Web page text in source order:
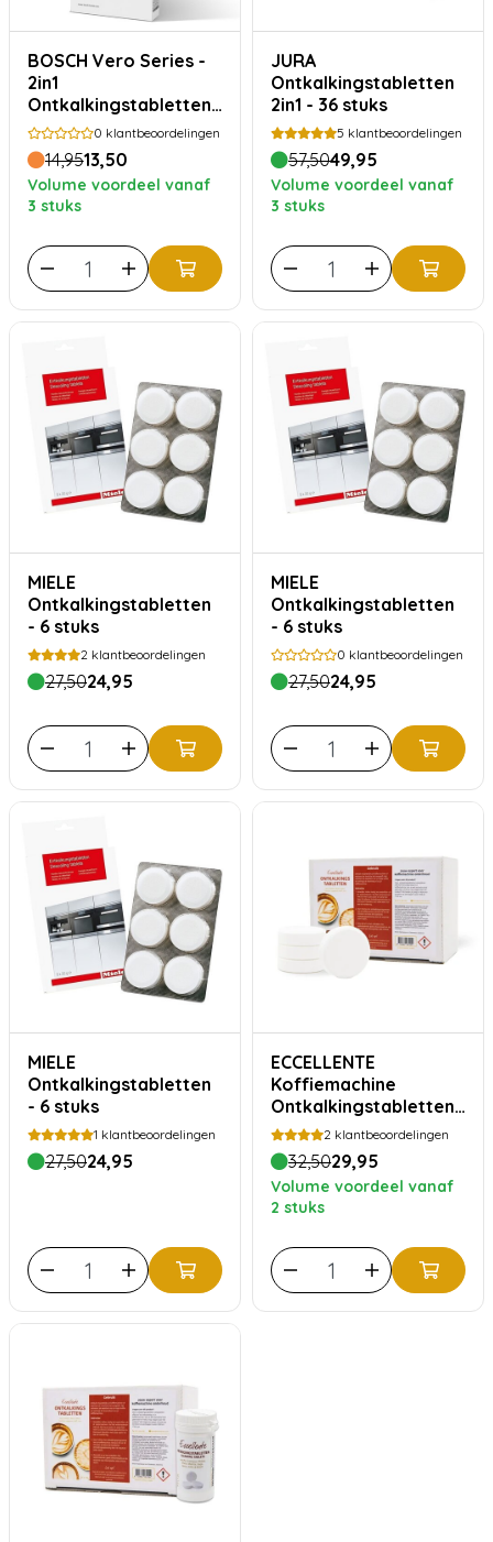
BOSCH Vero Series -
2in1
Ontkalkingstabletten
TCZ8002A
0 klantbeoordelingen
14,9513,50
Volume voordeel vanaf
3 stuks
JURA
Ontkalkingstabletten
2in1 - 36 stuks
5 klantbeoordelingen
57,5049,95
Volume voordeel vanaf
3 stuks
MIELE
Ontkalkingstabletten
- 6 stuks
2 klantbeoordelingen
27,5024,95
MIELE
Ontkalkingstabletten
- 6 stuks
0 klantbeoordelingen
27,5024,95
MIELE
Ontkalkingstabletten
- 6 stuks
1 klantbeoordelingen
27,5024,95
ECCELLENTE
Koffiemachine
Ontkalkingstabletten
- Voordeelverpakking
30 stuks
2 klantbeoordelingen
32,5029,95
Volume voordeel vanaf
2 stuks